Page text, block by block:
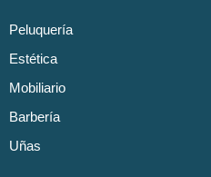
Peluquería
Estética
Mobiliario
Barbería
Uñas